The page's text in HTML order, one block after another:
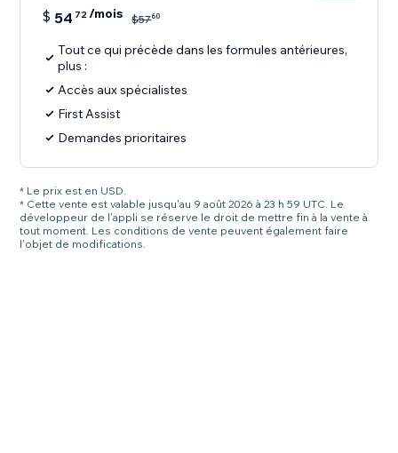
$ 54 72/mois $5760
Tout ce qui précède dans les formules antérieures,
plus :
Accès aux spécialistes
First Assist
Demandes prioritaires
* Le prix est en USD.
* Cette vente est valable jusqu'au 9 août 2026 à 23 h 59 UTC. Le
développeur de l'appli se réserve le droit de mettre fin à la vente à
tout moment. Les conditions de vente peuvent également faire
l'objet de modifications.